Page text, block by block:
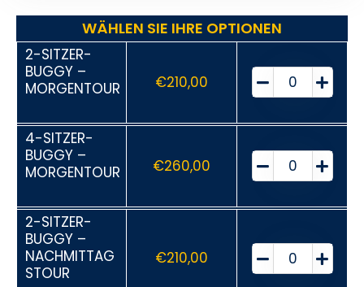
WÄHLEN SIE IHRE OPTIONEN
2-SITZER-
BUGGY –
MORGENTOUR
€210,00
4-SITZER-
BUGGY –
MORGENTOUR
€260,00
2-SITZER-
BUGGY –
NACHMITTAG
STOUR
€210,00